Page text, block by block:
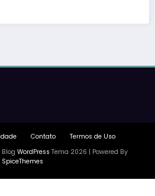
Contato
Termos de Uso
WordPress Tema 2026 | Powered By
SpiceThemes